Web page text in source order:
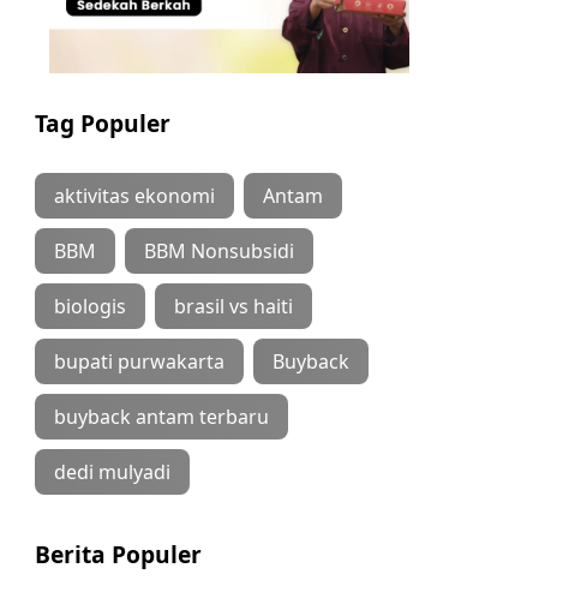
Tag Populer
aktivitas ekonomi Antam
BBM BBM Nonsubsidi
biologis brasil vs haiti
bupati purwakarta Buyback
buyback antam terbaru
dedi mulyadi
Berita Populer